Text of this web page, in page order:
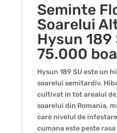
Seminte
Soarelui
Hysun 189
75.000
Hysun 189 SU este un
soarelui semitardiv.
cultivat in tot arealul
soarelui din Romania,
care nivelul de
cumana este peste